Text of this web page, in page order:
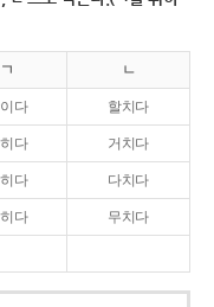
ㄱ ㄴ
다 할치다
다 거치다
다 다치다
다 무치다